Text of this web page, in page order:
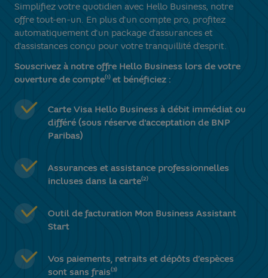
Simplifiez votre quotidien avec Hello Business, notre
offre tout-en-un. En plus d'un compte pro, profitez
automatiquement d'un package d'assurances et
d'assistances conçu pour votre tranquillité d'esprit.
Souscrivez à notre offre Hello Business lors de votre
ouverture de compte(1) et bénéficiez :
Carte Visa Hello Business à débit immédiat ou
différé (sous réserve d'acceptation de BNP
Paribas)
Assurances et assistance professionnelles
incluses dans la carte(2)
Outil de facturation Mon Business Assistant
Start
Vos paiements, retraits et dépôts d’espèces
sont sans frais(3)